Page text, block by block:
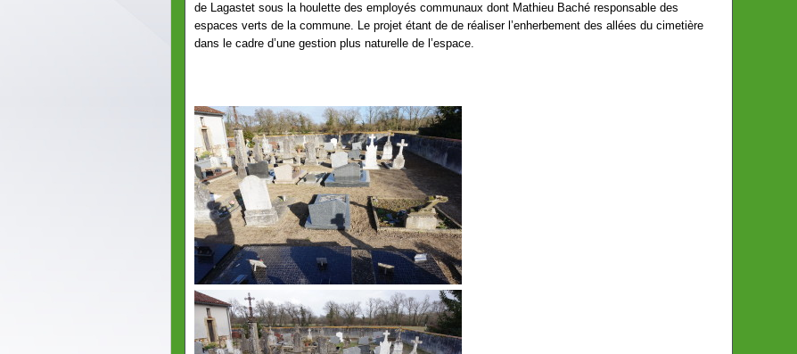
de Lagastet sous la houlette des employés communaux dont Mathieu Baché responsable des
espaces verts de la commune. Le projet étant de de réaliser l’enherbement des allées du cimetière
dans le cadre d’une gestion plus naturelle de l’espace.